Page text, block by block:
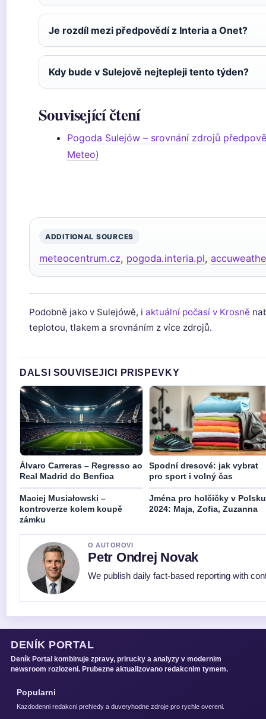
Je rozdíl mezi předpovědí z Interia a Onet?
Kdy bude v Sulejově nejtepleji tento týden?
Související čtení
Pogoda Sulejów – srovnání zdrojů
Meteo)
ADDITIONAL SOURCES
meteocentrum.cz, pogoda.interia.pl,
Podobně jako v Sulejówě, i aktuální počasí v Krosně
teplotou, tlakem a srovnáním z více zdrojů.
DALSI SOUVISEJICI PRISPEVKY
Álvaro Carreras – Regresso ao
Real Madrid do Benfica
Spodní dresové: jak vybrat
pro sport i volný čas
Maciej Musiałowski –
kontroverze kolem koupě
zámku
Jména pro holčičky v Polsku
2024: Maja, Zofia, Zuzanna
O AUTOROVI
Petr Ondrej Novak
We publish daily fact-based reporting with
DENÍK PORTAL
Deník Portal kombinuje zpravy, prirucky a analyzy v modernim
newsroom rozlozeni. Prubezne aktualizovano redakcnim tymem.
Popularni
Kazdodenni redakcni prehledy a duveryhodne zdroje pro rychle overeni.